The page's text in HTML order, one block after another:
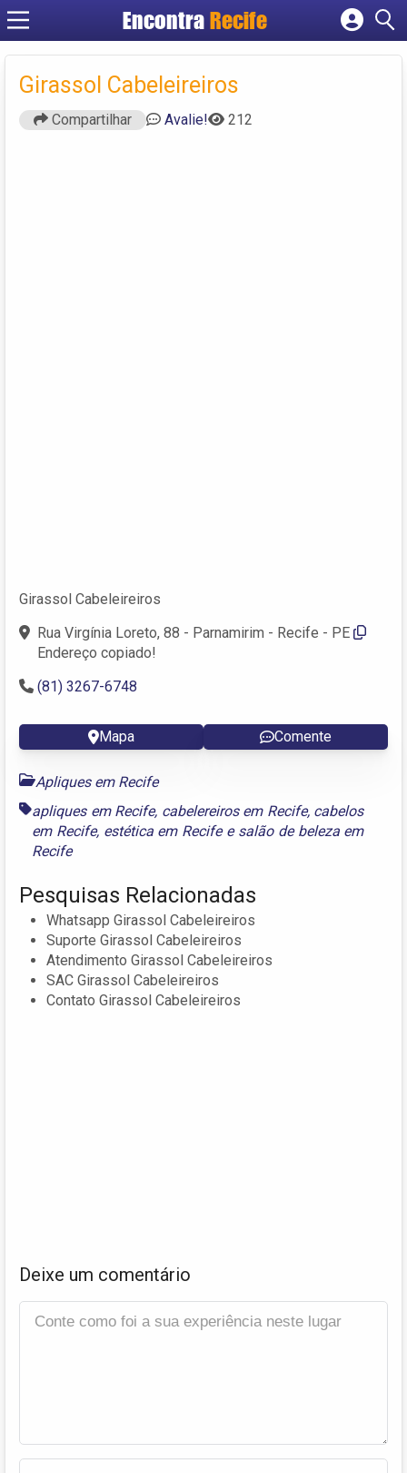
Encontra Recife
Cadastrar empresa
Criar conta
Girassol Cabeleireiros
Compartilhar Avalie! 212
Girassol Cabeleireiros
Rua Virgínia Loreto, 88 - Parnamirim - Recife - PE
Endereço copiado!
(81) 3267-6748
Mapa Comente
Apliques em Recife
apliques em Recife, cabelereiros em Recife, cabelos
em Recife, estética em Recifee salão de beleza em
Recife
Pesquisas Relacionadas
Whatsapp Girassol Cabeleireiros
Suporte Girassol Cabeleireiros
Atendimento Girassol Cabeleireiros
SAC Girassol Cabeleireiros
Contato Girassol Cabeleireiros
Deixe um comentário